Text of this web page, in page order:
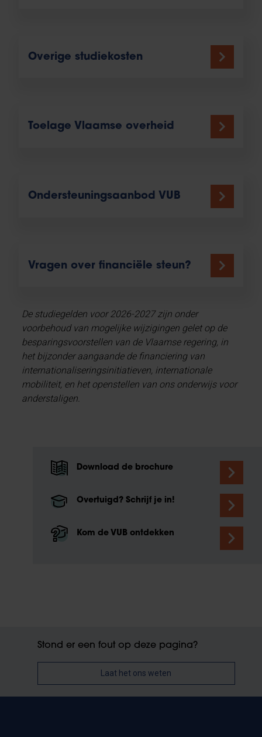
Overige studiekosten
Toelage Vlaamse overheid
Ondersteuningsaanbod VUB
Vragen over financiële steun?
De studiegelden voor 2026-2027 zijn onder
voorbehoud van mogelijke wijzigingen gelet op de
besparingsvoorstellen van de Vlaamse regering, in
het bijzonder aangaande de financiering van
internationaliseringsinitiatieven, internationale
mobiliteit, en het openstellen van ons onderwijs voor
anderstaligen.
Download de brochure
Overtuigd? Schrijf je in!
Kom de VUB ontdekken
Stond er een fout op deze pagina?
Laat het ons weten